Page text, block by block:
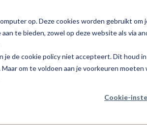
op. Deze cookies worden gebruikt
te bieden, zowel op deze website als via
je de cookie policy niet accepteert. Dit houd
Maar om te voldoen aan je voorkeuren
Cookie-
Hét platform voor
de horeca